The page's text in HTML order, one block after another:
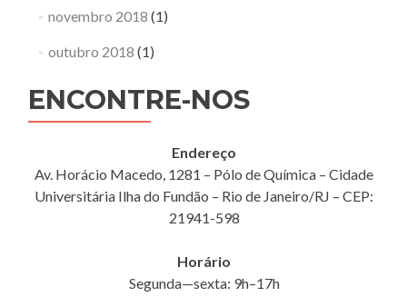
novembro 2018 (1)
outubro 2018 (1)
ENCONTRE-NOS
Endereço
Av. Horácio Macedo, 1281 – Pólo de Química – Cidade
Universitária Ilha do Fundão – Rio de Janeiro/RJ – CEP:
21941-598
Horário
Segunda—sexta: 9h–17h